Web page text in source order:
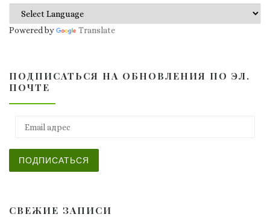
Powered by Translate
ПОДПИСАТЬСЯ НА ОБНОВЛЕНИЯ ПО ЭЛ.
ПОЧТЕ
ПОДПИСАТЬСЯ
СВЕЖИЕ ЗАПИСИ